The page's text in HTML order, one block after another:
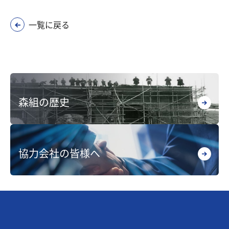
一覧に戻る
森組の歴史
協力会社の皆様へ